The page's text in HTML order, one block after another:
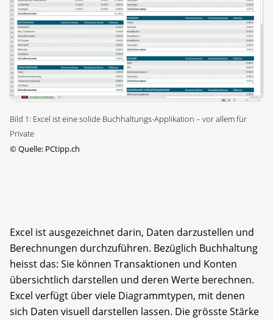
Bild 1: Excel ist eine solide Buchhaltungs-Applikation – vor allem für
Private
©Quelle: PCtipp.ch
Excel ist ausgezeichnet darin, Daten darzu­stellen und
Berechnungen durchzuführen. Be­züglich Buchhaltung
heisst das: Sie können Transaktionen und Konten
übersichtlich darstellen und deren Werte berechnen.
Excel verfügt über viele Diagrammtypen, mit denen
sich Daten visuell darstellen lassen. Die grösste Stärke